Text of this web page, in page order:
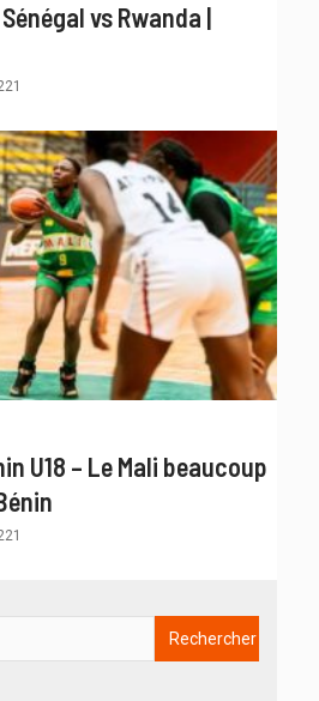
vs Rwanda |
U18 – Le Mali beaucoup